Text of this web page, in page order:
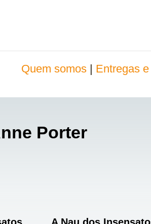
Quem somos Entregas
Porter